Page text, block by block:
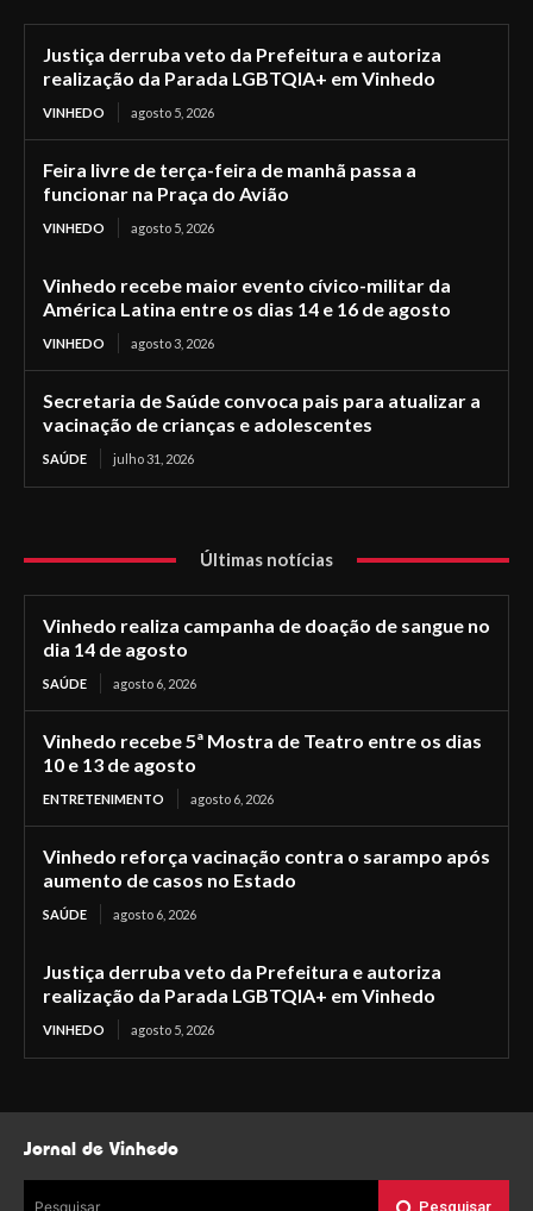
Justiça derruba veto da Prefeitura e autoriza
realização da Parada LGBTQIA+ em Vinhedo
VINHEDO agosto 5, 2026
Feira livre de terça-feira de manhã passa a
funcionar na Praça do Avião
VINHEDO agosto 5, 2026
Vinhedo recebe maior evento cívico-militar da
América Latina entre os dias 14 e 16 de agosto
VINHEDO agosto 3, 2026
Secretaria de Saúde convoca pais para atualizar a
vacinação de crianças e adolescentes
SAÚDE julho 31, 2026
Últimas notícias
Vinhedo realiza campanha de doação de sangue no
dia 14 de agosto
SAÚDE agosto 6, 2026
Vinhedo recebe 5ª Mostra de Teatro entre os dias
10 e 13 de agosto
ENTRETENIMENTO agosto 6, 2026
Vinhedo reforça vacinação contra o sarampo após
aumento de casos no Estado
SAÚDE agosto 6, 2026
Justiça derruba veto da Prefeitura e autoriza
realização da Parada LGBTQIA+ em Vinhedo
VINHEDO agosto 5, 2026
Jornal de Vinhedo
Pesquisar Pesquisar